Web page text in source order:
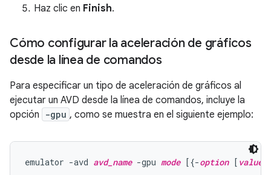
Haz clic en Finish.
Cómo configurar la aceleración de gráficos
desde la línea de comandos
Para especificar un tipo de aceleración de gráficos al
ejecutar un AVD desde la línea de comandos, incluye la
opción
-gpu , como se muestra en el siguiente ejemplo:
emulator -avd avd_name -gpu mode [{-option [ value